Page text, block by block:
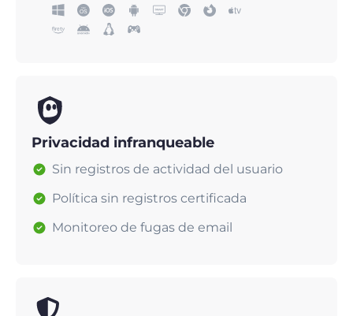
Privacidad infranqueable
Sin registros de actividad del usuario
Política sin registros certificada
Monitoreo de fugas de email